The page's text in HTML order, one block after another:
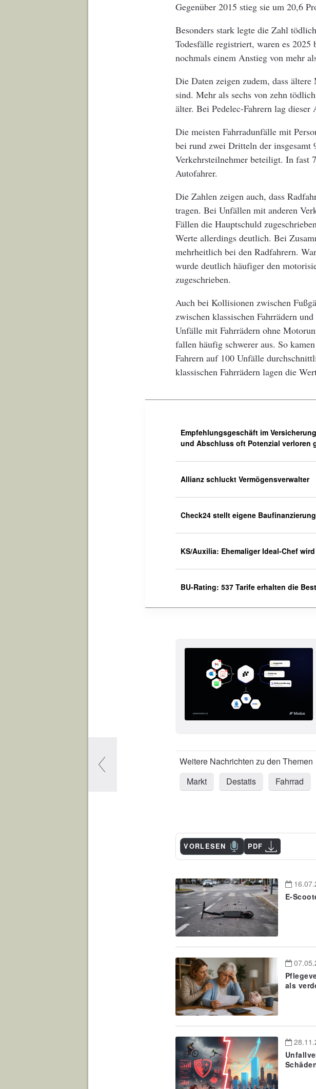
Gegenüber 2015 stieg sie um 20,6
Besonders stark legte die Zahl
Todesfälle registriert, waren es 2025
nochmals einem Anstieg von mehr
Die Daten zeigen zudem, dass
sind. Mehr als sechs von zehn
älter. Bei Pedelec-Fahrern lag
Die meisten Fahrradunfälle mit
bei rund zwei Dritteln der insgesamt
Verkehrsteilnehmer beteiligt. In fast
Autofahrer.
Die Zahlen zeigen auch, dass
tragen. Bei Unfällen mit anderen
Fällen die Hauptschuld
Werte allerdings deutlich. Bei
mehrheitlich bei den Radfahrern.
wurde deutlich häufiger den
zugeschrieben.
Auch bei Kollisionen zwischen
zwischen klassischen Fahrrädern
Unfälle mit Fahrrädern ohne
fallen häufig schwerer aus. So
Fahrern auf 100 Unfälle
klassischen Fahrrädern lagen die
Empfehlungsgeschäft im
und Abschluss oft Potenzial verloren
Allianz schluckt Vermögensverwalter
Check24 stellt eigene
KS/Auxilia: Ehemaliger Ideal-Chef
BU-Rating: 537 Tarife erhalten die
Markt Destatis Fahrrad
VORLESEN PDF
E-
als